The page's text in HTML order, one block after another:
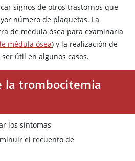
signos de otros trastornos que
número de plaquetas. La
de médula ósea para examinarla
médula ósea) y la realización de
útil en algunos casos.
la trombocitemia
los síntomas
el recuento de